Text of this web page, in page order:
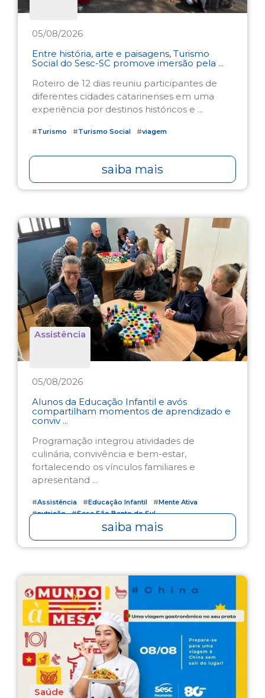
05/08/2026
Entre história, arte e paisagens, Turismo
Social do Sesc-SC promove imersão pela ...
Roteiro de 12 dias reuniu participantes de
diferentes cidades catarinenses em uma
experiência por destinos históricos e ...
#Turismo #Turismo Social #viagem
saiba mais
Assistência
05/08/2026
Alunos da Educação Infantil e avós
compartilham momentos de aprendizado e
conviv ...
Programação integrou atividades de
culinária, convivência e bem-estar,
fortalecendo os vínculos familiares e
apresentand ...
#Assistência #Educação Infantil #Mente Ativa
#nutrição #Sesc São Bento do Sul
saiba mais
Saúde